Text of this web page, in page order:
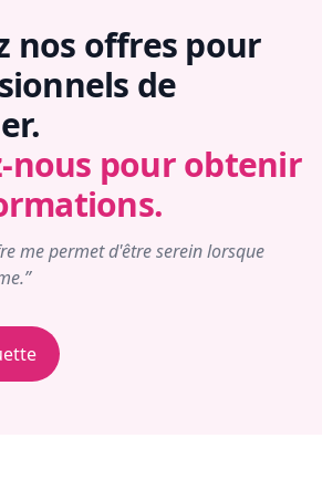
nos offres pour
de
nous pour obtenir
me permet d'être serein lorsque